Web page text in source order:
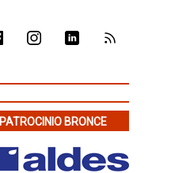
PATROCINIO BRONCE